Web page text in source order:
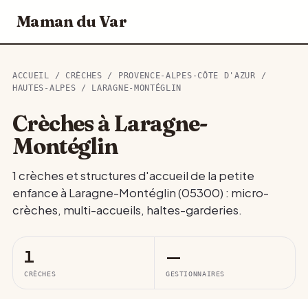
Maman du Var
ACCUEIL / CRÈCHES / PROVENCE-ALPES-CÔTE D'AZUR /
HAUTES-ALPES / LARAGNE-MONTÉGLIN
Crèches à Laragne-
Montéglin
1 crèches et structures d'accueil de la petite
enfance à Laragne-Montéglin (05300) : micro-
crèches, multi-accueils, haltes-garderies.
1
CRÈCHES
—
GESTIONNAIRES